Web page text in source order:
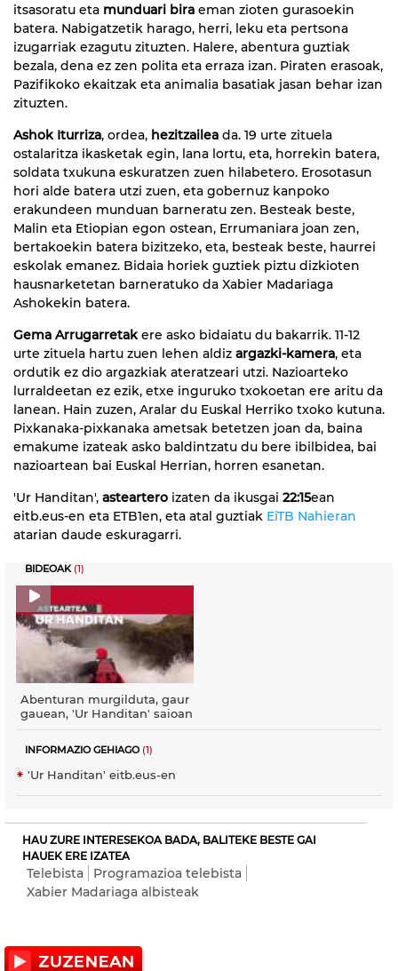
itsasoratu eta munduari bira eman zioten gurasoekin
batera. Nabigatzetik harago, herri, leku eta pertsona
izugarriak ezagutu zituzten. Halere, abentura guztiak
bezala, dena ez zen polita eta erraza izan. Piraten erasoak,
Pazifikoko ekaitzak eta animalia basatiak jasan behar izan
zituzten.
Ashok Iturriza, ordea, hezitzailea da. 19 urte zituela
ostalaritza ikasketak egin, lana lortu, eta, horrekin batera,
soldata txukuna eskuratzen zuen hilabetero. Erosotasun
hori alde batera utzi zuen, eta gobernuz kanpoko
erakundeen munduan barneratu zen. Besteak beste,
Malin eta Etiopian egon ostean, Errumaniara joan zen,
bertakoekin batera bizitzeko, eta, besteak beste, haurrei
eskolak emanez. Bidaia horiek guztiek piztu dizkioten
hausnarketetan barneratuko da Xabier Madariaga
Ashokekin batera.
Gema Arrugarretak ere asko bidaiatu du bakarrik. 11-12
urte zituela hartu zuen lehen aldiz argazki-kamera, eta
ordutik ez dio argazkiak ateratzeari utzi. Nazioarteko
lurraldeetan ez ezik, etxe inguruko txokoetan ere aritu da
lanean. Hain zuzen, Aralar du Euskal Herriko txoko kutuna.
Pixkanaka-pixkanaka ametsak betetzen joan da, baina
emakume izateak asko baldintzatu du bere ibilbidea, bai
nazioartean bai Euskal Herrian, horren esanetan.
'Ur Handitan', asteartero izaten da ikusgai 22:15ean
eitb.eus-en eta ETB1en, eta atal guztiak EiTB Nahieran
atarian daude eskuragarri.
BIDEOAK (1)
Abenturan murgilduta, gaur
gauean, 'Ur Handitan' saioan
INFORMAZIO GEHIAGO(1)
'Ur Handitan' eitb.eus-en
HAU ZURE INTERESEKOA BADA, BALITEKE BESTE GAI
HAUEK ERE IZATEA
Telebista
Programazioa telebista
Xabier Madariaga albisteak